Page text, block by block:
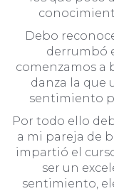
Debo
derrumbó
comenzamos a
danza la que
sentimiento
Por todo ello
a mi pareja de
impartió el
ser un
sentimiento,